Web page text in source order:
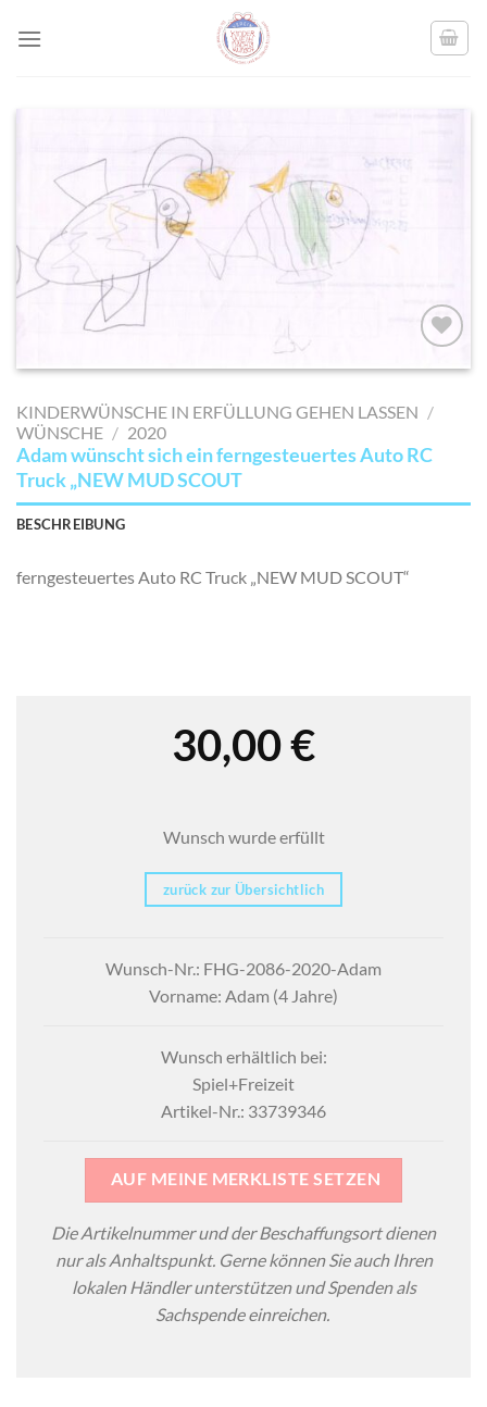
AUF MEINE
SETZEN
KINDERWÜNSCHE IN ERFÜLLUNG GEHEN LASSEN /
WÜNSCHE / 2020
Adam wünscht sich ein ferngesteuertes Auto RC
Truck „NEW MUD SCOUT
BESCHREIBUNG
ferngesteuertes Auto RC Truck „NEW MUD SCOUT“
30,00€
Wunsch wurde erfüllt
zurück zur Übersichtlich
Wunsch-Nr.: FHG-2086-2020-Adam
Vorname: Adam (4 Jahre)
Wunsch erhältlich bei:
Spiel+Freizeit
Artikel-Nr.: 33739346
AUF MEINE MERKLISTE SETZEN
Die Artikelnummer und der Beschaffungsort dienen
nur als Anhaltspunkt. Gerne können Sie auch Ihren
lokalen Händler unterstützen und Spenden als
Sachspende einreichen.